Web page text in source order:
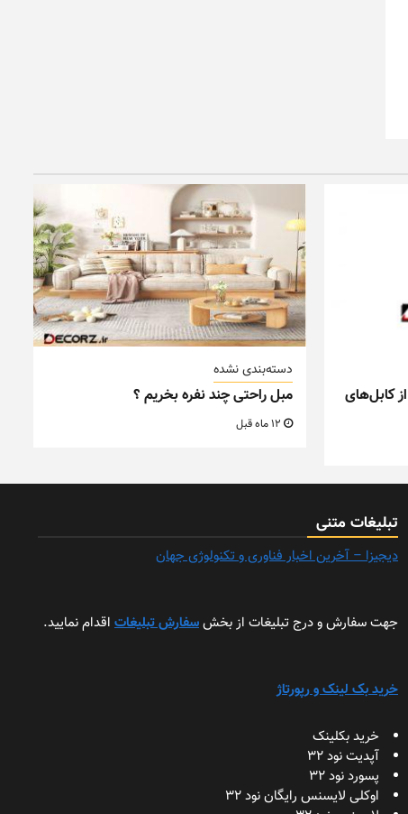
کابل‌های
دسته‌بندی نشده
مبل راحتی چند نفره بخریم ؟
تبلیغات متنی
دیجیزا – آخرین اخبار فناوری و تکنولوژی جهان
جهت سفارش و درج تبلیغات از بخشسفارش تبلیغات اقدام نمایید.
خرید بک لینک و رپورتاژ
خرید بکلینک
آپدیت نود 32
پسورد نود 32
اوکلی لایسنس رایگان نود 32